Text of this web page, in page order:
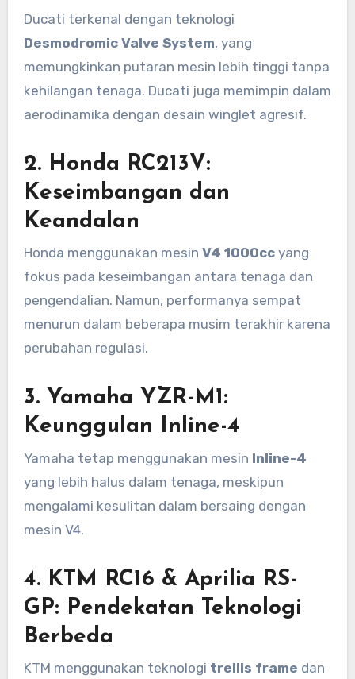
Ducati terkenal dengan teknologi
Desmodromic Valve System, yang
memungkinkan putaran mesin lebih tinggi tanpa
kehilangan tenaga. Ducati juga memimpin dalam
aerodinamika dengan desain winglet agresif.
2. Honda RC213V:
Keseimbangan dan
Keandalan
Honda menggunakan mesin V4 1000ccyang
fokus pada keseimbangan antara tenaga dan
pengendalian. Namun, performanya sempat
menurun dalam beberapa musim terakhir karena
perubahan regulasi.
3. Yamaha YZR-M1:
Keunggulan Inline-4
Yamaha tetap menggunakan mesin Inline-4
yang lebih halus dalam tenaga, meskipun
mengalami kesulitan dalam bersaing dengan
mesin V4.
4. KTM RC16 & Aprilia RS-
GP: Pendekatan Teknologi
Berbeda
KTM menggunakan teknologi trellis frame dan